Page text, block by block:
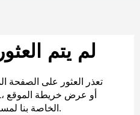
لم يتم
تعذر العثور على الصفحة
الخاصة بنا لمساعدتك في العثور على ما تريد.